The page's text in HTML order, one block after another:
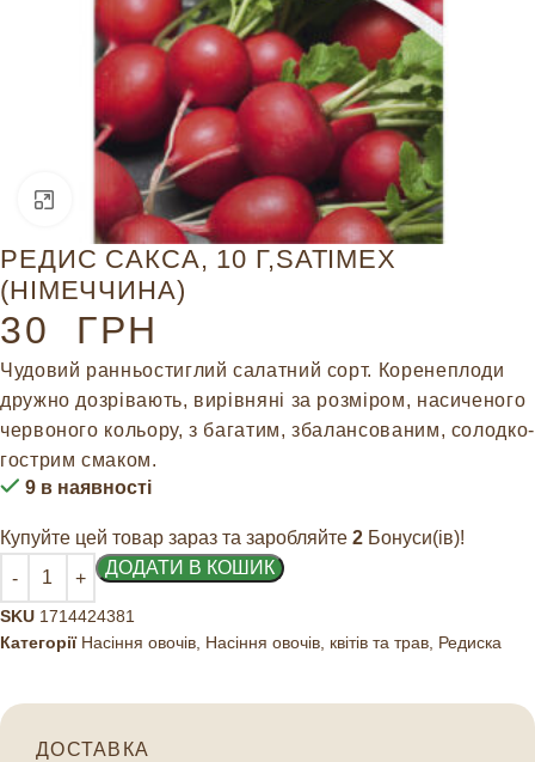
Натисніть, щоб збільшити
РЕДИС САКСА, 10 Г,SATIMEX
(НІМЕЧЧИНА)
30 ГРН
Чудовий ранньостиглий салатний сорт. Коренеплоди
дружно дозрівають, вирівняні за розміром, насиченого
червоного кольору, з багатим, збалансованим, солодко-
гострим смаком.
9 в наявності
Купуйте цей товар зараз та заробляйте 2 Бонуси(ів)!
ДОДАТИ В КОШИК
SKU 1714424381
Категорії Насіння овочів Насіння овочів, квітів та трав Редиска
ДОСТАВКА